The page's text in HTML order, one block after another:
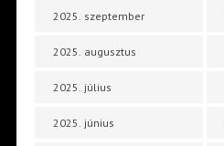
2025. szeptember
2025. augusztus
2025. július
2025. június